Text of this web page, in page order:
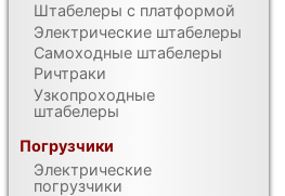
Штабелеры с платформой
Электрические штабелеры
Самоходные штабелеры
Ричтраки
Узкопроходные
штабелеры
Погрузчики
Электрические
погрузчики